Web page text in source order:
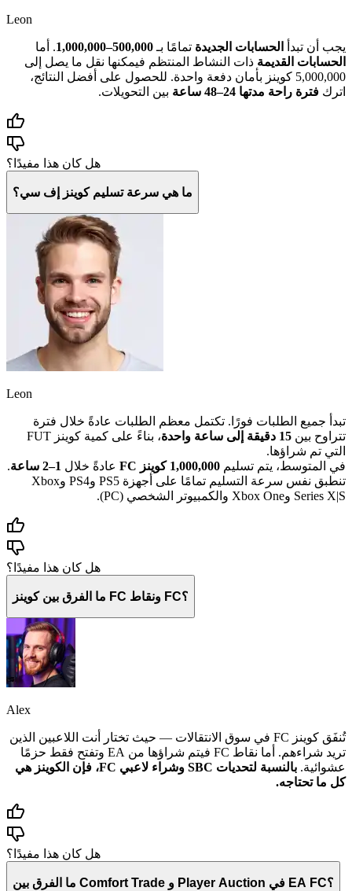
Leon
يجب أن تبدأ الحسابات الجديدة تمامًا بـ 500,000–1,000,000
. أما
الحسابات القديمة ذات النشاط المنتظم فيمكنها نقل ما يصل إلى
5,000,000 كوينز بأمان دفعة واحدة. للحصول على أفضل النتائج،
اترك فترة راحة مدتها 24–48 ساعة بين التحويلات.
هل كان هذا مفيدًا؟
ما هي سرعة تسليم كوينز إف سي؟
Leon
تبدأ جميع الطلبات فورًا. تكتمل معظم الطلبات عادةً خلال فترة
تتراوح بين 15 دقيقة إلى ساعة واحدة
، بناءً على كمية كوينز FUT
التي تم شراؤها.
في المتوسط، يتم تسليم 1,000,000 كوينز FC عادةً خلال 1–2 ساعة
.
تنطبق نفس سرعة التسليم تمامًا على أجهزة PS5 وPS4 وXbox
Series X|S وXbox One والكمبيوتر الشخصي (PC).
هل كان هذا مفيدًا؟
ما الفرق بين كوينز FC ونقاط FC؟
Alex
تُنفَق كوينز FC في سوق الانتقالات — حيث تختار أنت اللاعبين الذين
تريد شراءهم. أما نقاط FC فيتم شراؤها من EA وتفتح فقط حزمًا
عشوائية.
بالنسبة لتحديات SBC وشراء لاعبي FC، فإن الكوينز هي
كل ما تحتاجه.
هل كان هذا مفيدًا؟
ما الفرق بين Comfort Trade و Player Auction في EA FC؟